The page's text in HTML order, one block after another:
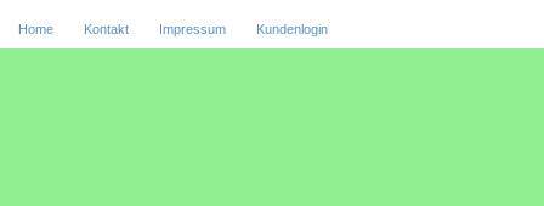
Home Kontakt Impressum Kundenlogin